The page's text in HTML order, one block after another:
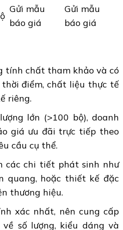
Gửi mẫu
báo giá
Gửi mẫu
báo giá
tính chất tham khảo và có
điểm, chất liệu thực tế
riêng.
lớn (>100 bộ), doanh
giá ưu đãi trực tiếp theo
cầu cụ thể.
các chi tiết phát sinh như
quang, hoặc thiết kế đặc
thương hiệu.
xác nhất, nên cung cấp
số lượng, kiểu dáng và